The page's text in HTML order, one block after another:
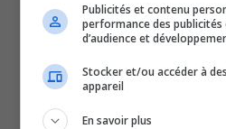
Publicités et contenu
performance des
d’audience et
Stocker et/ou accéder à
appareil
En savoir plus